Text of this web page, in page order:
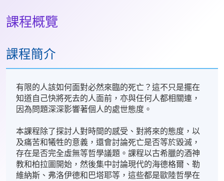
課程概覽
課程簡介
有限的人該如何面對必然來臨的死亡？這不只是擺在
知道自己快將死去的人面前，亦與任何人都相關連，
因為問題深深影響著個人的處世態度。
本課程除了探討人對時間的感受、對將來的態度，以
及痛苦和犧牲的意義，還會討論死亡是否等於毀滅，
存在是否完全虛無等哲學議題。課程以古希臘的酒神
教和柏拉圖開始，然後集中討論現代的海德格爾、勒
維納斯、弗洛伊德和巴塔耶等，這些都是歐陸哲學在